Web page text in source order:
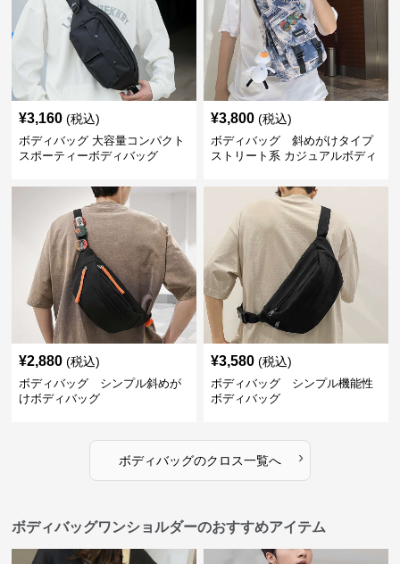
¥3,160 (税込)
ボディバッグ 大容量コンパクト
スポーティーボディバッグ
¥3,800 (税込)
ボディバッグ 斜めがけタイプ
ストリート系 カジュアルボディ
¥2,880 (税込)
ボディバッグ シンプル斜めが
けボディバッグ
¥3,580 (税込)
ボディバッグ シンプル機能性
ボディバッグ
ボディバッグのクロス一覧へ ›
ボディバッグワンショルダーのおすすめアイテム